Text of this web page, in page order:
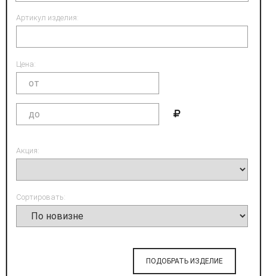
Артикул изделия:
Цена:
Акция:
Сортировать:
ПОДОБРАТЬ ИЗДЕЛИЕ